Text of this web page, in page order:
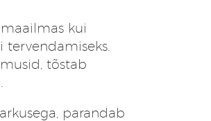
kui
tervendamiseks.
tõstab
parandab